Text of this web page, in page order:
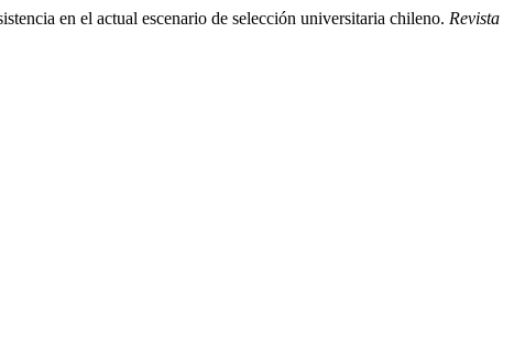
en el actual escenario de selección universitaria chileno. Revista